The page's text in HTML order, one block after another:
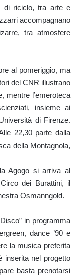
di riciclo, tra arte e
accompagnano
tra atmosfere
al pomeriggio, ma
del CNR illustrano
mentre l’emeroteca
insieme ai
di Firenze.
22,30 parte dalla
della Montagnola,
Agogo si arriva al
dei Burattini, il
Osmanngold.
in programma
dance ’90 e
la musica preferita
inserita nel progetto
basta prenotarsi